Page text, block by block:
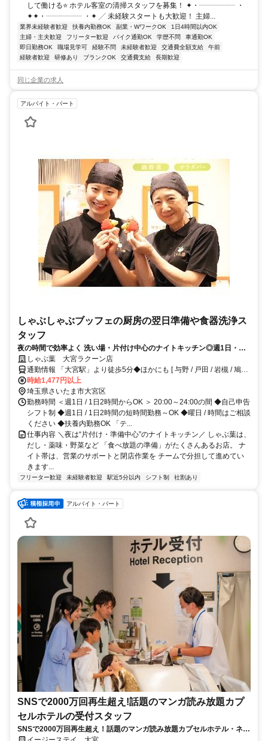
して働ける⭐ ホテル客室の清掃スタッフを募集！ ✦・┈┈┈┈┈ ・
✦✦・┈┈┈┈┈ ・✦ ╱ 未経験スタートも大歓迎！ 主婦...
業界未経験者歓迎 扶養内勤務OK 副業・WワークOK
1日4時間以内OK
主婦・主夫歓迎
フリーター歓迎 バイク通勤OK 学歴不問
車通勤OK
即日勤務OK
職場見学可 経験不問 未経験者歓迎 交通費全額支給
午前
経験者歓迎
研修あり ブランクOK 交通費支給 長期歓迎
同じ企業の求人
アルバイト・パート
しゃぶしゃぶブッフェの厨房の翌日準備や食器洗浄ス
タッフ
夜の時間で効率よく 洗い場・片付け中心のナイトキッチン◎週1日・短
時間OK 【食事補助】＆【25％割引券】あり 未経験も安心スタート
しゃぶ葉 大宮ラクーン店
通勤情報 「大宮駅」より徒歩5分◆ほかにも [ 与野 / 戸田 / 岩槻 / 鳩ケ
谷 ] からも電車で5～20分程度!!※自転車 / 車 / バイク通勤OK
時給1,477円以上
埼玉県さいたま市大宮区
勤務時間 ＜週1日 / 1日2時間からOK ＞ 20:00～24:00の間 ◆自己申告
シフト制 ◆週1日 / 1日2時間の短時間勤務～OK ◆曜日 / 時間はご相談
ください ◆扶養内勤務OK 「テ...
仕事内容 ＼夜は“片付け・準備中心”のナイトキッチン／ しゃぶ葉は、
だし・薬味・野菜など 「食べ放題の準備」がたくさんあるお店。 ナ
イト帯は、営業のサポートと閉店作業を チームで分担して進めてい
きます...
フリーター歓迎 未経験者歓迎 駅近5分以内 シフト制 社割あり
アルバイト・パート
SNSで2000万回再生超え!話題のマンガ読み放題カプ
セルホテルの受付スタッフ
SNSで2000万回再生超え！話題のマンガ読み放題カプセルホテル・ネッ